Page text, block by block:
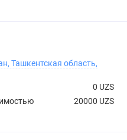
Ташкентская область,
0 UZS
20000 UZS